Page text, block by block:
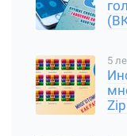
5